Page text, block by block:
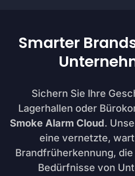
Smarter
Sichern Sie Ihre
Lagerhallen oder
Smoke Alarm Cloud.
eine vernetzte,
Brandfrüherkennung,
Bedürfnisse von